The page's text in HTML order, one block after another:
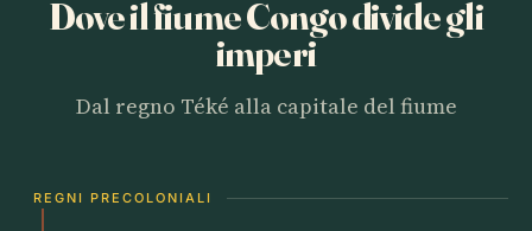
Dove il fiume Congo divide gli
imperi
Dal regno Téké alla capitale del fiume
REGNI PRECOLONIALI